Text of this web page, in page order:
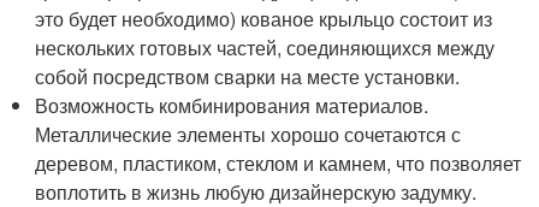
это будет необходимо) кованое крыльцо состоит из
нескольких готовых частей, соединяющихся между
собой посредством сварки на месте установки.
Возможность комбинирования материалов.
Металлические элементы хорошо сочетаются с
деревом, пластиком, стеклом и камнем, что позволяет
воплотить в жизнь любую дизайнерскую задумку.